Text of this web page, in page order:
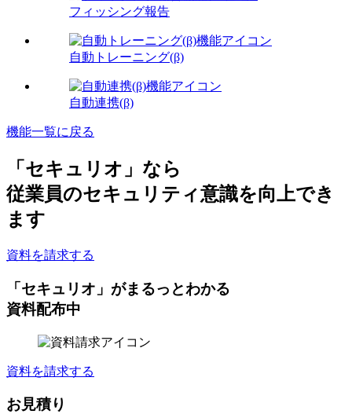
フィッシング報告
自動トレーニング(β)
自動連携(β)
機能一覧に戻る
「セキュリオ」なら
従業員のセキュリティ意識を向上でき
ます
資料を請求する
「セキュリオ」がまるっとわかる
資料配布中
資料を請求する
お見積り